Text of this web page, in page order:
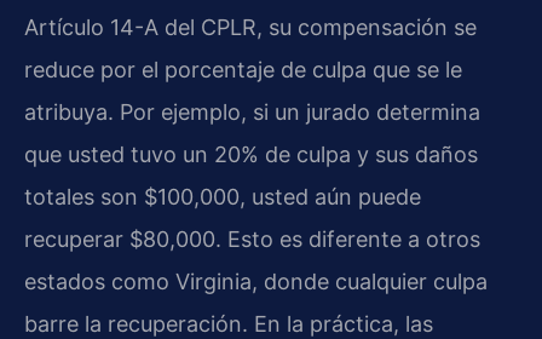
Artículo 14-A del CPLR, su compensación se
reduce por el porcentaje de culpa que se le
atribuya. Por ejemplo, si un jurado determina
que usted tuvo un 20% de culpa y sus daños
totales son $100,000, usted aún puede
recuperar $80,000. Esto es diferente a otros
estados como Virginia, donde cualquier culpa
barre la recuperación. En la práctica, las